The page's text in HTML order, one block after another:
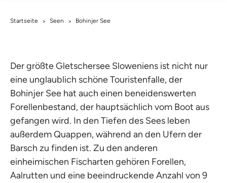
Startseite > Seen > Bohinjer See
Der größte Gletschersee Sloweniens ist nicht nur
eine unglaublich schöne Touristenfalle, der
Bohinjer See hat auch einen beneidenswerten
Forellenbestand, der hauptsächlich vom Boot aus
gefangen wird. In den Tiefen des Sees leben
außerdem Quappen, während an den Ufern der
Barsch zu finden ist. Zu den anderen
einheimischen Fischarten gehören Forellen,
Aalrutten und eine beeindruckende Anzahl von 9